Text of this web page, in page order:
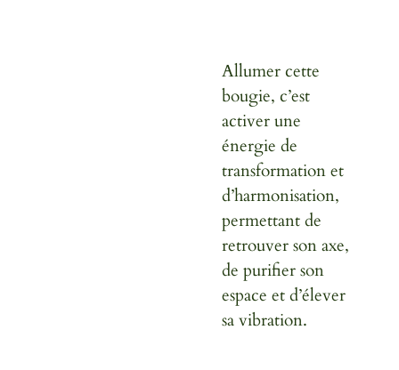
Allumer cette
bougie, c’est
activer une
énergie de
transformation et
d’harmonisation,
permettant de
retrouver son axe,
de purifier son
espace et d’élever
sa vibration.